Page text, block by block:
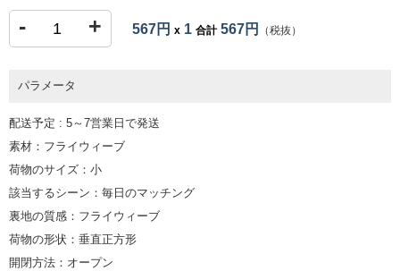
- + 567円 x 1 合計567円 （税抜）
パラメータ
配送予定 : 5～7営業日で発送
素材：フライウィーブ
荷物のサイズ：小
該当するシーン：毎日のマッチング
裏地の質感：フライウィーブ
荷物の形状：垂直正方形
開閉方法：オープン